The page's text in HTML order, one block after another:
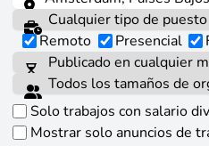
Remoto Presencial
Solo trabajos con salario
Mostrar solo anuncios de